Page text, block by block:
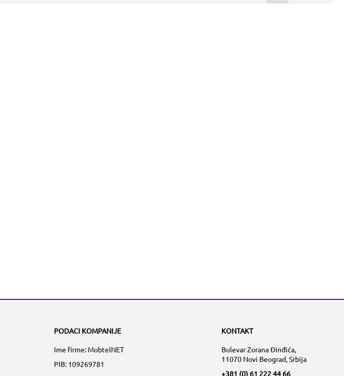
PODACI KOMPANIJE
Ime firme: MobtelNET
PIB: 109269781
KONTAKT
Bulevar Zorana Đinđića,
11070 Novi Beograd, Srbija
+381 (0) 61 222 44 66